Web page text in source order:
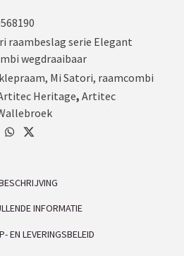
raambeslag serie Elegant
wegdraaibaar
klepraam, Mi Satori, raamcombi
Heritage, Artitec
INFORMATIE
EN LEVERINGSBELEID